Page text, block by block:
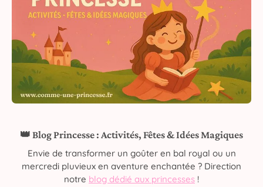
👑 Blog Princesse : Activités, Fêtes & Idées Magiques
Envie de transformer un goûter en bal royal ou un
mercredi pluvieux en aventure enchantée ? Direction
notre blog dédié aux princesses !